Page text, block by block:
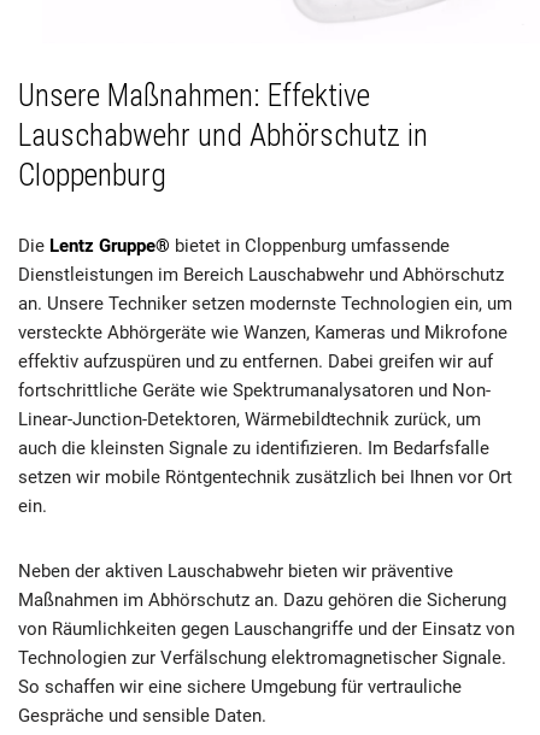
Unsere Maßnahmen: Effektive
Lauschabwehr und Abhörschutz in
Cloppenburg
Die Lentz Gruppe® bietet in Cloppenburg umfassende
Dienstleistungen im Bereich Lauschabwehr und Abhörschutz
an. Unsere Techniker setzen modernste Technologien ein, um
versteckte Abhörgeräte wie Wanzen, Kameras und Mikrofone
effektiv aufzuspüren und zu entfernen. Dabei greifen wir auf
fortschrittliche Geräte wie Spektrumanalysatoren und Non-
Linear-Junction-Detektoren, Wärmebildtechnik zurück, um
auch die kleinsten Signale zu identifizieren. Im Bedarfsfalle
setzen wir mobile Röntgentechnik zusätzlich bei Ihnen vor Ort
ein.
Neben der aktiven Lauschabwehr bieten wir präventive
Maßnahmen im Abhörschutz an. Dazu gehören die Sicherung
von Räumlichkeiten gegen Lauschangriffe und der Einsatz von
Technologien zur Verfälschung elektromagnetischer Signale.
So schaffen wir eine sichere Umgebung für vertrauliche
Gespräche und sensible Daten.